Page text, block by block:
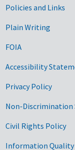
Policies and Links
Plain Writing
FOIA
Accessibility
Privacy Policy
Non-
Civil Rights Policy
Information Quality